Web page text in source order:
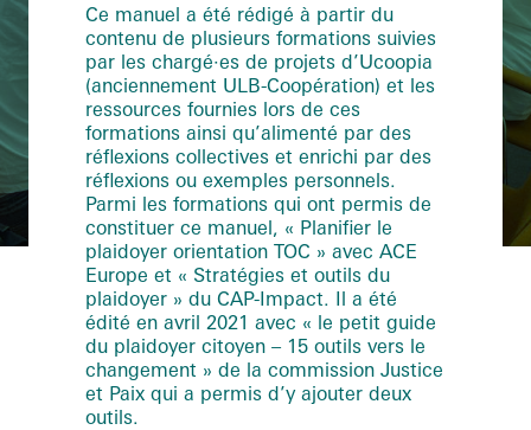
Ce manuel a été rédigé à partir du
contenu de plusieurs formations suivies
par les chargé·es de projets d’Ucoopia
(anciennement ULB-Coopération) et les
ressources fournies lors de ces
formations ainsi qu’alimenté par des
réflexions collectives et enrichi par des
réflexions ou exemples personnels.
Parmi les formations qui ont permis de
constituer ce manuel, « Planifier le
plaidoyer orientation TOC » avec ACE
Europe et « Stratégies et outils du
plaidoyer » du CAP-Impact. Il a été
édité en avril 2021 avec « le petit guide
du plaidoyer citoyen – 15 outils vers le
changement » de la commission Justice
et Paix qui a permis d’y ajouter deux
outils.